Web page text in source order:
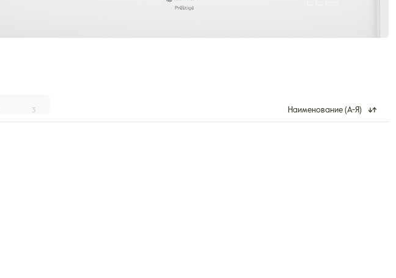
3 Наименование (А-Я)